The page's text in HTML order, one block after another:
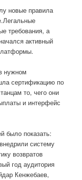
новые правила
требования, а
активный
нужном
сертификацию по
то, чего они
и интерфейс
было показать:
систему
возвратов
год аудитория
Кенжебаев,